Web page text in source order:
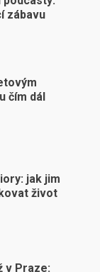
zábavu
čím dál
jak jim
život
v Praze: